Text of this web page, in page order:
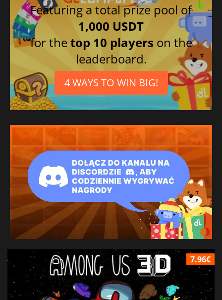
Featuring a total prize pool of
1,000 USDT
for thetop 10 players on the
leaderboard.
4 WAYS TO WIN BIG!
7.96€